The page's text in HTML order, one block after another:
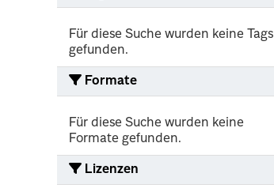
Für diese Suche wurden keine Tags
gefunden.
Formate
Für diese Suche wurden keine
Formate gefunden.
Lizenzen